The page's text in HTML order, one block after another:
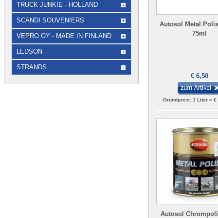
Autosol Metal
75ml
€ 6,50
Grundpreis: 1 Liter = €
Autosol
TRUCK JUNKIE - HOLLAND
SCANDI SOUVENIERS
VEPRO OY - MADE IN FINLAND
LEDSON
STRANDS